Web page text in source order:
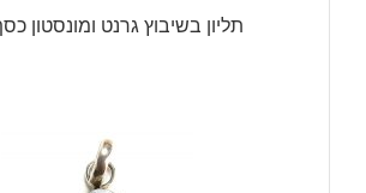
₪210.
₪180.תליון בשיבוץ גרנט ומונסטון כסף